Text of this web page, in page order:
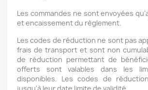
Les commandes ne sont envoyées
et encaissement du règlement.
Les codes de réduction ne sont pas
frais de transport et sont non
de réduction permettant de
offerts sont valables dans les
disponibles. Les codes de